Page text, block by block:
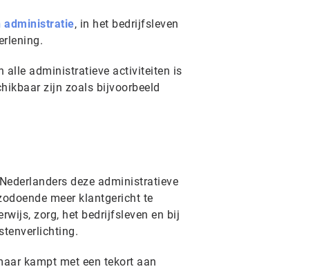
administratie, in het bedrijfsleven
alle administratieve activiteiten is
zijn zoals bijvoorbeeld
deze administratieve
meer klantgericht te
zorg, het bedrijfsleven en bij
kampt met een tekort aan